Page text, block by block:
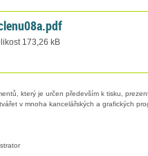
173,26 kB
který je určen především k tisku,
v mnoha kancelářských a grafických